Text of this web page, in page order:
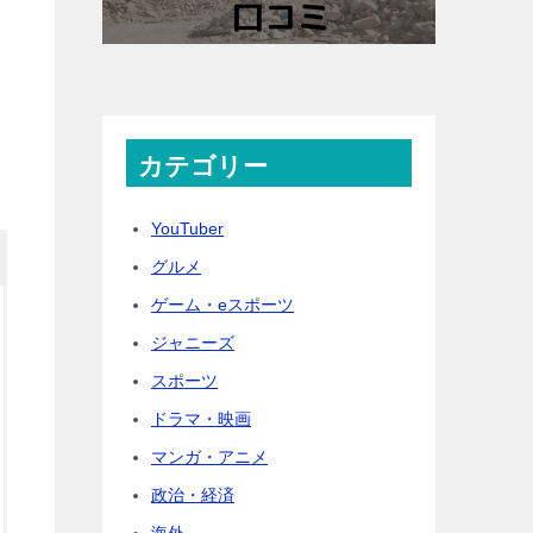
カテゴリー
YouTuber
グルメ
ゲーム・eスポーツ
ジャニーズ
スポーツ
ドラマ・映画
マンガ・アニメ
政治・経済